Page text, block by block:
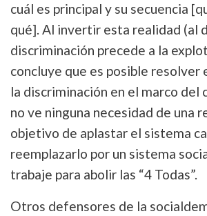
cuál es principal y su secuencia
qué]. Al invertir esta realidad (al
discriminación precede a la
concluye que es posible resolver
la discriminación en el marco del
no ve ninguna necesidad de una
objetivo de aplastar el sistema
reemplazarlo por un sistema
trabaje para abolir las “4 Todas”.
Otros defensores de la